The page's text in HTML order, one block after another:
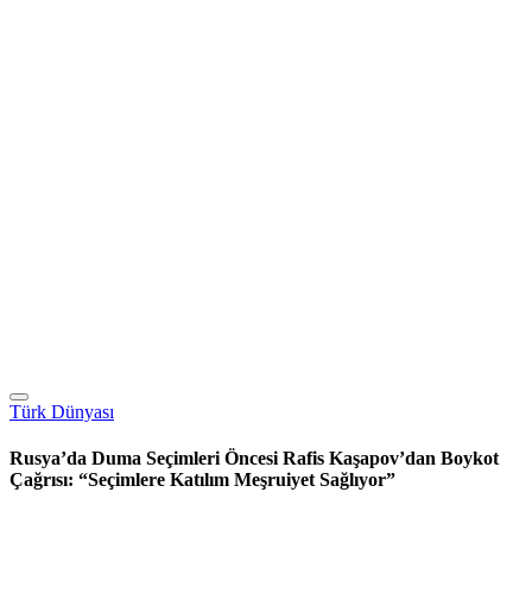
Türk Dünyası
Rusya’da Duma Seçimleri Öncesi Rafis Kaşapov’dan Boykot
Çağrısı: “Seçimlere Katılım Meşruiyet Sağlıyor”